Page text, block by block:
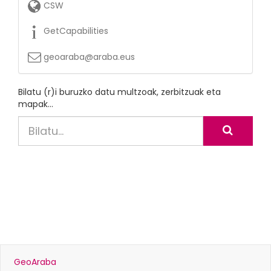
CSW
GetCapabilities
geoaraba@araba.eus
Bilatu (r)i buruzko datu multzoak, zerbitzuak eta
mapak...
GeoAraba